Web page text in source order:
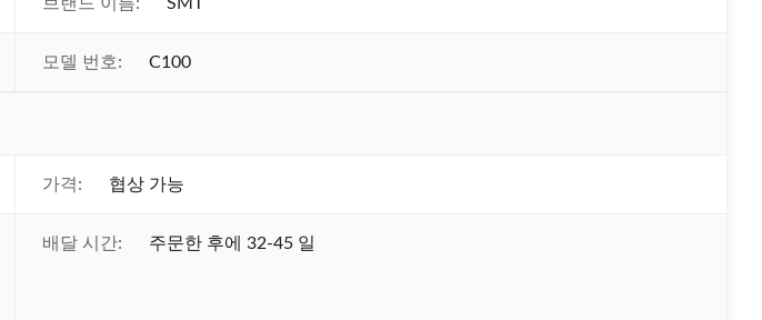
모델 번호: C100
가격: 협상 가능
배달 시간: 주문한 후에 32-45 일